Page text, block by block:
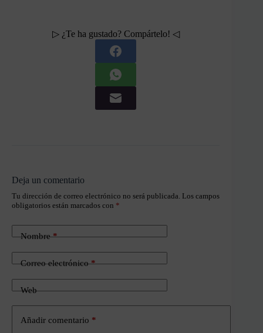
▷ ¿Te ha gustado? Compártelo! ◁
Deja un comentario
Tu dirección de correo electrónico no será publicada. Los campos
obligatorios están marcados con *
Nombre*
Correo electrónico*
Web
Añadir comentario *